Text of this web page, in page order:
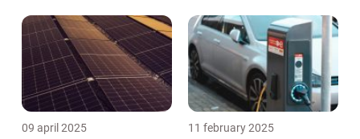
09 april 2025 11 february 2025